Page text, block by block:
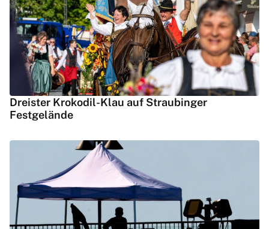
Dreister Krokodil-Klau auf Straubinger
Festgelände